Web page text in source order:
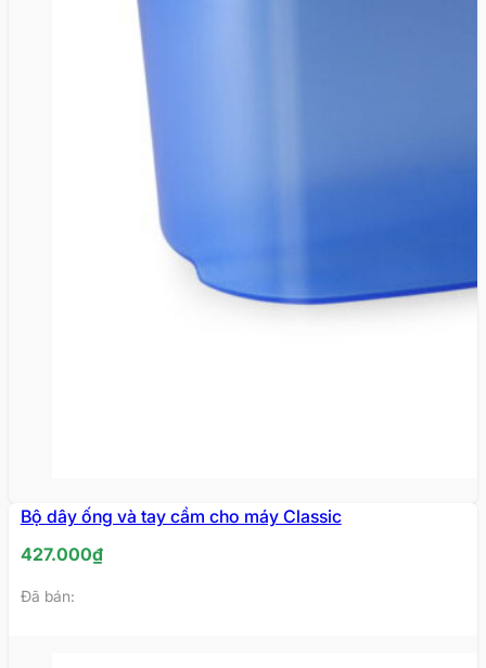
HẾT
HÀNG
Bộ dây ống và tay cầm cho máy Classic
427.000₫
Đã bán: